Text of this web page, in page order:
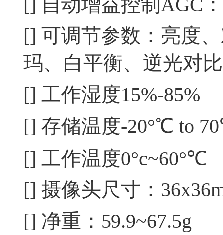
[] 自动增益控制AGC
[] 可调节参数：亮度
玛、白平衡、逆光对
[] 工作湿度15%-85%
[] 存储温度-20°℃ to
[] 工作温度0°c~60°℃
[] 摄像头尺寸：
[] 净重：59.9~67.5g